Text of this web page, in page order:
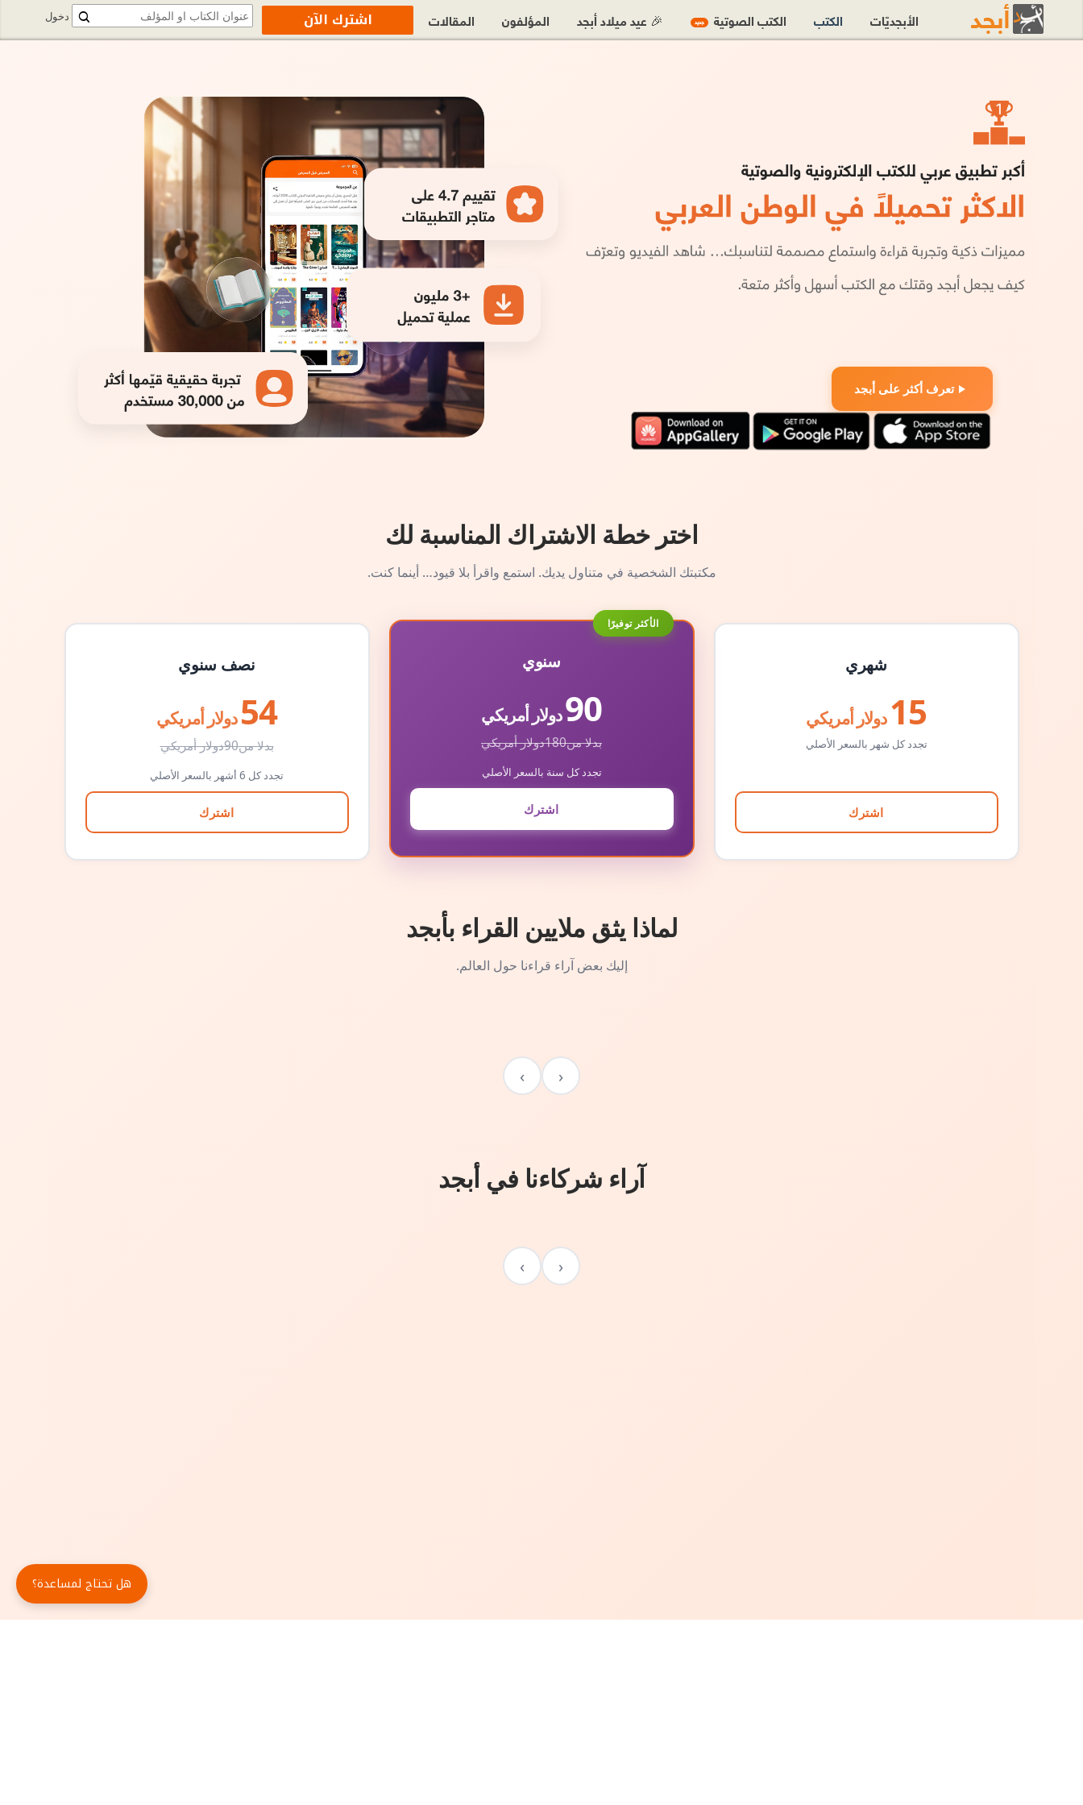
تعرف أكثر على أبجد
اختر خطة الاشتراك المناسبة لك
مكتبتك الشخصية في متناول يديك. استمع واقرأ بلا قيود… أينما كنت.
شهري
15 دولار أمريكي
تجدد كل شهر بالسعر الأصلي
اشترك
الأكثر توفيرًا
سنوي
90دولار أمريكي
بدلا من180دولار أمريكي
تجدد كل سنة بالسعر الأصلي
اشترك
نصف سنوي
54 دولار أمريكي
بدلا من90دولار أمريكي
تجدد كل 6 أشهر بالسعر الأصلي
اشترك
لماذا يثق ملايين القراء بأبجد
إليك بعض آراء قراءنا حول العالم.
‹
›
آراء شركاءنا في أبجد
‹
›
دخول الأبجديّات الكتب الكتب الصوتية جديد 🎉 عيد ميلاد أبجد المؤلفون المقالات اشترك الآن
هل تحتاج لمساعدة؟